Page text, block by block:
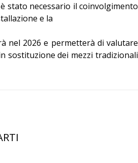
stato necessario il coinvolgimento
e la
nel 2026 e permetterà di valutare
sostituzione dei mezzi tradizionali